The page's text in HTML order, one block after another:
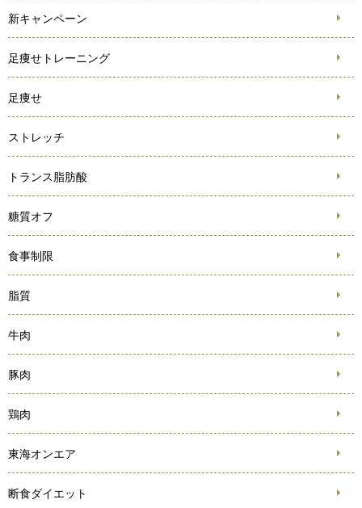
新キャンペーン
足痩せトレーニング
足痩せ
ストレッチ
トランス脂肪酸
糖質オフ
食事制限
脂質
牛肉
豚肉
鶏肉
東海オンエア
断食ダイエット